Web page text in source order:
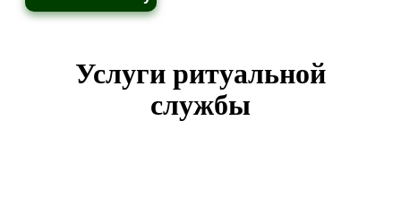
Услуги ритуальной
службы